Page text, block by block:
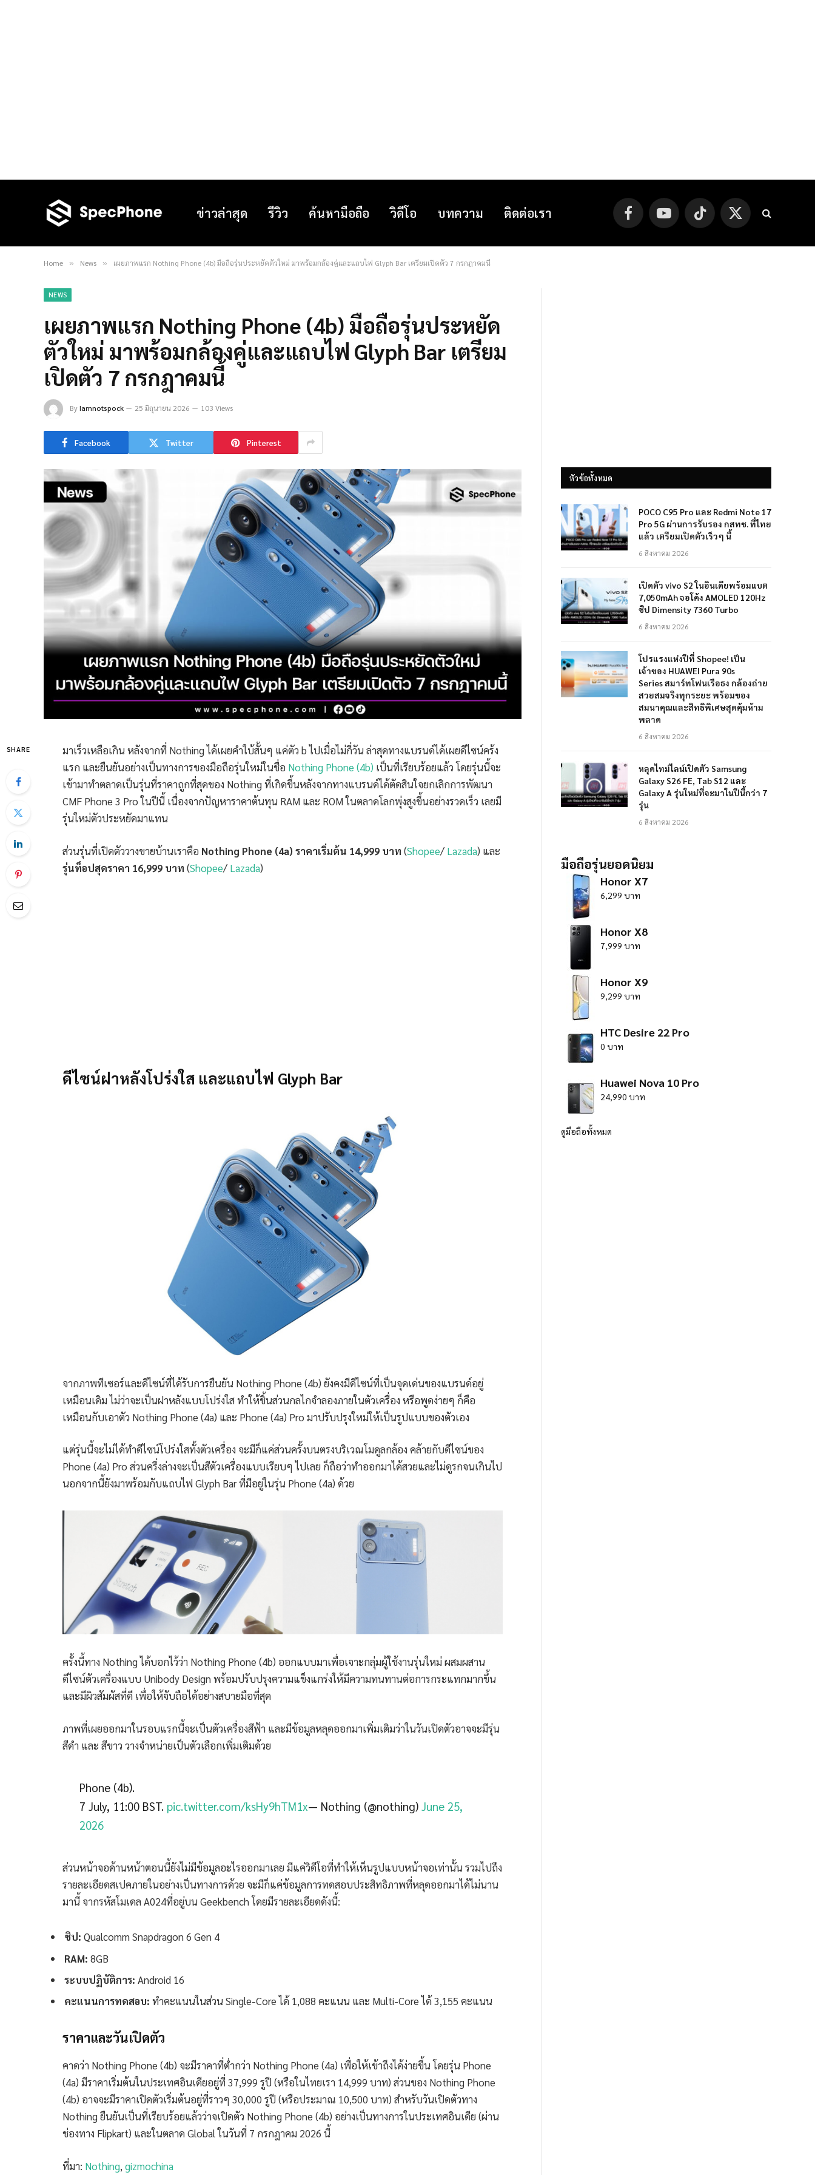
ข่าวล่าสุด รีวิว ค้นหามือถือ วิดีโอ บทความ ติดต่อเรา FacebookYouTube TikTok
X
(Twitter)
Home » News » เผยภาพแรก Nothing Phone (4b) มือถือรุ่นประหยัดตัวใหม่ มาพร้อมกล้องคู่และแถบไฟ Glyph Bar เตรียมเปิดตัว 7 กรกฎาคมนี้
NEWS
เผยภาพแรก Nothing Phone (4b) มือถือรุ่นประหยัด
ตัวใหม่ มาพร้อมกล้องคู่และแถบไฟ Glyph Bar เตรียม
เปิดตัว 7 กรกฎาคมนี้
ByIamnotspock 25 มิถุนายน 2026 103 Views
Facebook Twitter Pinterest
SHARE
มาเร็วเหลือเกิน หลังจากที่ Nothing ได้เผยคำใบ้สั้นๆ แค่ตัว b ไปเมื่อไม่กี่วัน ล่าสุดทางแบรนด์ได้เผยดีไซน์คร้ง
แรก และยืนยันอย่างเป็นทางการของมือถือรุ่นใหม่ในชื่อ Nothing Phone (4b) เป็นที่เรียบร้อยแล้ว โดยรุ่นนี้จะ
เข้ามาทำตลาดเป็นรุ่นที่ราคาถูกที่สุดของ Nothing ที่เกิดขึ้นหลังจากทางแบรนด์ได้ตัดสินใจยกเลิกการพัฒนา
CMF Phone 3 Pro ในปีนี้ เนื่องจากปัญหาราคาต้นทุน RAM และ ROM ในตลาดโลกพุ่งสูงขึ้นอย่างรวดเร็ว เลยมี
รุ่นใหม่ตัวประหยัดมาแทน
ส่วนรุ่นที่เปิดตัววางขายบ้านเราคือ Nothing Phone (4a) ราคาเริ่มต้น 14,999 บาท (Shopee/ Lazada) และ
รุ่นท็อปสุดราคา 16,999 บาท (Shopee/ Lazada)
ดีไซน์ฝาหลังโปร่งใส และแถบไฟ Glyph Bar
จากภาพทีเซอร์และดีไซน์ที่ได้รับการยืนยัน Nothing Phone (4b) ยังคงมีดีไซน์ที่เป็นจุดเด่นของแบรนด์อยู่
เหมือนเดิม ไม่ว่าจะเป็นฝาหลังแบบโปร่งใส ทำให้ชิ้นส่วนกลไกจำลองภายในตัวเครื่อง หรือพูดง่ายๆ ก็คือ
เหมือนกับเอาตัว Nothing Phone (4a) และ Phone (4a) Pro มาปรับปรุงใหม่ให้เป็นรูปแบบของตัวเอง
แต่รุ่นนี้จะไม่ได้ทำดีไซน์โปร่งใสทั้งตัวเครื่อง จะมีก็แค่ส่วนครั้งบนตรงบริเวณโมดูลกล้อง คล้ายกับดีไซน์ของ
Phone (4a) Pro ส่วนครึ่งล่างจะเป็นสีตัวเครื่องแบบเรียบๆ ไปเลย ก็ถือว่าทำออกมาได้สวยและไม่ดูรกจนเกินไป
นอกจากนี้ยังมาพร้อมกับแถบไฟ Glyph Bar ที่มีอยู่ในรุ่น Phone (4a) ด้วย
ครั้งนี้ทาง Nothing ได้บอกไว้ว่า Nothing Phone (4b) ออกแบบมาเพื่อเจาะกลุ่มผู้ใช้งานรุ่นใหม่ ผสมผสาน
ดีไซน์ตัวเครื่องแบบ Unibody Design พร้อมปรับปรุงความแข็งแกร่งให้มีความทนทานต่อการกระแทกมากขึ้น
และมีผิวสัมผัสที่ดี เพื่อให้จับถือได้อย่างสบายมือที่สุด
ภาพที่เผยออกมาในรอบแรกนี้จะเป็นตัวเครื่องสีฟ้า และมีข้อมูลหลุดออกมาเพิ่มเติมว่าในวันเปิดตัวอาจจะมีรุ่น
สีดำ และ สีขาว วางจำหน่ายเป็นตัวเลือกเพิ่มเติมด้วย
Phone (4b).
7 July, 11:00 BST. pic.twitter.com/ksHy9hTM1x— Nothing (@nothing) June 25,
2026
ส่วนหน้าจอด้านหน้าตอนนี้ยังไม่มีข้อมูลอะไรออกมาเลย มีแค่วิดีโอที่ทำให้เห็นรูปแบบหน้าจอเท่านั้น รวมไปถึง
รายละเอียดสเปคภายในอย่างเป็นทางการด้วย จะมีก็แค่ข้อมูลการทดสอบประสิทธิภาพที่หลุดออกมาได้ไม่นาน
มานี้ จากรหัสโมเดล A024ที่อยู่บน Geekbench โดยมีรายละเอียดดังนี้:
ชิป: Qualcomm Snapdragon 6 Gen 4
RAM: 8GB
ระบบปฏิบัติการ: Android 16
คะแนนการทดสอบ: ทำคะแนนในส่วน Single-Core ได้ 1,088 คะแนน และ Multi-Core ได้ 3,155 คะแนน
ราคาและวันเปิดตัว
คาดว่า Nothing Phone (4b) จะมีราคาที่ต่ำกว่า Nothing Phone (4a) เพื่อให้เข้าถึงได้ง่ายขึ้น โดยรุ่น Phone
(4a) มีราคาเริ่มต้นในประเทศอินเดียอยู่ที่ 37,999 รูปี (หรือในไทยเรา 14,999 บาท) ส่วนของ Nothing Phone
(4b) อาจจะมีราคาเปิดตัวเริ่มต้นอยู่ที่ราวๆ 30,000 รูปี (หรือประมาณ 10,500 บาท) สำหรับวันเปิดตัวทาง
Nothing ยืนยันเป็นที่เรียบร้อยแล้วว่าจเปิดตัว Nothing Phone (4b) อย่างเป็นทางการในประเทศอินเดีย (ผ่าน
ช่องทาง Flipkart) และในตลาด Global ในวันที่ 7 กรกฎาคม 2026 นี้
ที่มา: Nothing, gizmochina
หัวข้อทั้งหมด
POCO C95 Pro และ Redmi Note 17
Pro 5G ผ่านการรับรอง กสทช. ที่ไทย
แล้ว เตรียมเปิดตัวเร็วๆ นี้
6 สิงหาคม 2026
เปิดตัว vivo S2 ในอินเดียพร้อมแบต
7,050mAh จอโค้ง AMOLED 120Hz
ชิป Dimensity 7360 Turbo
6 สิงหาคม 2026
โปรแรงแห่งปีที่ Shopee! เป็น
เจ้าของ HUAWEI Pura 90s
Series สมาร์ทโฟนเรือธง กล้องถ่าย
สวยสมจริงทุกระยะ พร้อมของ
สมนาคุณและสิทธิพิเศษสุดคุ้มห้าม
พลาด
6 สิงหาคม 2026
หลุดไทม์ไลน์เปิดตัว Samsung
Galaxy S26 FE, Tab S12 และ
Galaxy A รุ่นใหม่ที่จะมาในปีนี้กว่า 7
รุ่น
6 สิงหาคม 2026
มือถือรุ่นยอดนิยม
Honor X7
6,299 บาท
Honor X8
7,999 บาท
Honor X9
9,299 บาท
HTC Desire 22 Pro
0 บาท
Huawei Nova 10 Pro
24,990 บาท
ดูมือถือทั้งหมด